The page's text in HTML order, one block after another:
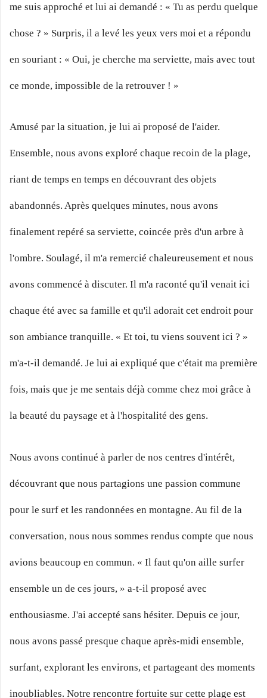
me suis approché et lui ai demandé : « Tu as perdu quelque
chose ? » Surpris, il a levé les yeux vers moi et a répondu
en souriant : « Oui, je cherche ma serviette, mais avec tout
ce monde, impossible de la retrouver ! »
Amusé par la situation, je lui ai proposé de l'aider.
Ensemble, nous avons exploré chaque recoin de la plage,
riant de temps en temps en découvrant des objets
abandonnés. Après quelques minutes, nous avons
finalement repéré sa serviette, coincée près d'un arbre à
l'ombre. Soulagé, il m'a remercié chaleureusement et nous
avons commencé à discuter. Il m'a raconté qu'il venait ici
chaque été avec sa famille et qu'il adorait cet endroit pour
son ambiance tranquille. « Et toi, tu viens souvent ici ? »
m'a-t-il demandé. Je lui ai expliqué que c'était ma première
fois, mais que je me sentais déjà comme chez moi grâce à
la beauté du paysage et à l'hospitalité des gens.
Nous avons continué à parler de nos centres d'intérêt,
découvrant que nous partagions une passion commune
pour le surf et les randonnées en montagne. Au fil de la
conversation, nous nous sommes rendus compte que nous
avions beaucoup en commun. « Il faut qu'on aille surfer
ensemble un de ces jours, » a-t-il proposé avec
enthousiasme. J'ai accepté sans hésiter. Depuis ce jour,
nous avons passé presque chaque après-midi ensemble,
surfant, explorant les environs, et partageant des moments
inoubliables. Notre rencontre fortuite sur cette plage est